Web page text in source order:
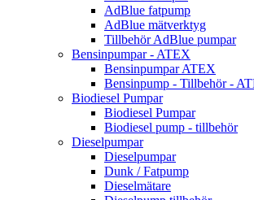
AdBlue fatpump
AdBlue mätverktyg
Tillbehör AdBlue pumpar
Bensinpumpar - ATEX
Bensinpumpar ATEX
Bensinpump - Tillbehör -
Biodiesel Pumpar
Biodiesel Pumpar
Biodiesel pump - tillbehör
Dieselpumpar
Dieselpumpar
Dunk / Fatpump
Dieselmätare